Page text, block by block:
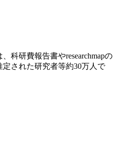
科研費報告書やresearchmapの
された研究者等約30万人で